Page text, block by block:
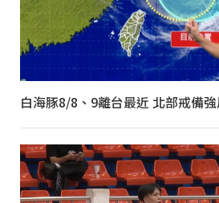
白海豚8/8、9離台最近 北部戒備